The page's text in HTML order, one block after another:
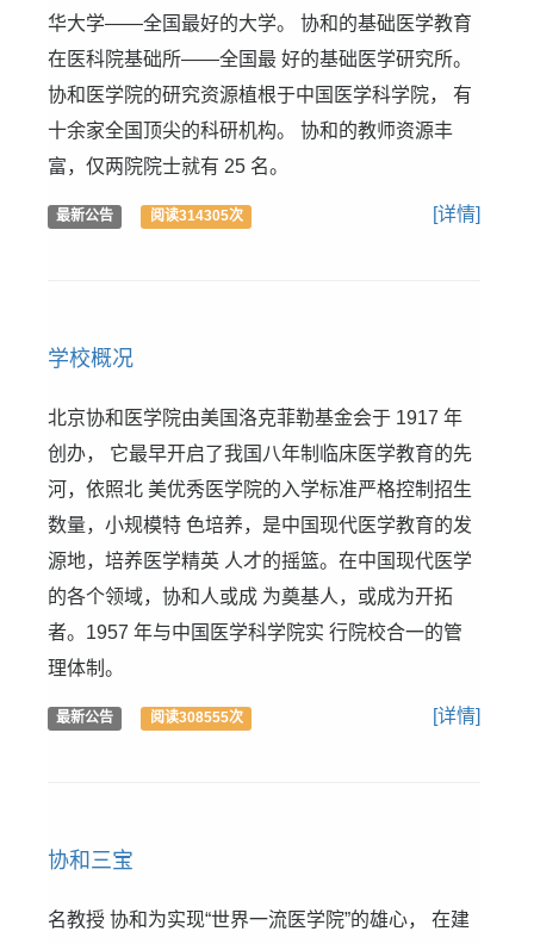
华大学——全国最好的大学。 协和的基础医学教育
在医科院基础所——全国最 好的基础医学研究所。
协和医学院的研究资源植根于中国医学科学院， 有
十余家全国顶尖的科研机构。 协和的教师资源丰
富，仅两院院士就有 25 名。
最新公告 阅读314305次 [详情]
学校概况
北京协和医学院由美国洛克菲勒基金会于 1917 年
创办， 它最早开启了我国八年制临床医学教育的先
河，依照北 美优秀医学院的入学标准严格控制招生
数量，小规模特 色培养，是中国现代医学教育的发
源地，培养医学精英 人才的摇篮。在中国现代医学
的各个领域，协和人或成 为奠基人，或成为开拓
者。1957 年与中国医学科学院实 行院校合一的管
理体制。
最新公告 阅读308555次 [详情]
协和三宝
名教授 协和为实现“世界一流医学院”的雄心， 在建